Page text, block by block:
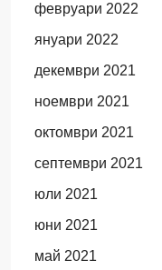
февруари 2022
януари 2022
декември 2021
ноември 2021
октомври 2021
септември 2021
юли 2021
юни 2021
май 2021